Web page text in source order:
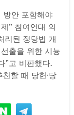
방안 포함해야
” 참여연대 의
리된 정당법 개
출을 위한 시늉
”고 비판했다.
할 때 당헌·당